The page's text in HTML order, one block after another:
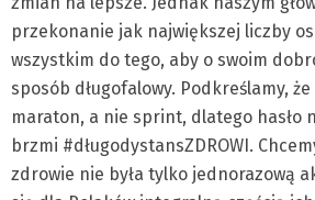
przekonanie jak największej liczby
wszystkim do tego, aby o swoim
sposób długofalowy. Podkreślamy,
maraton, a nie sprint, dlatego hasło
brzmi #długodystansZDROWI.
zdrowie nie była tylko jednorazową